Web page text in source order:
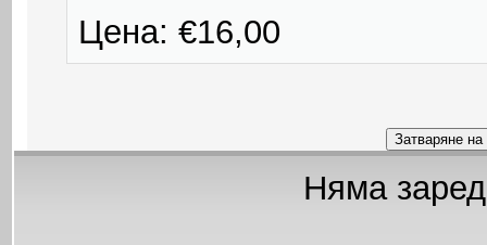
Цена: €16,00
Няма